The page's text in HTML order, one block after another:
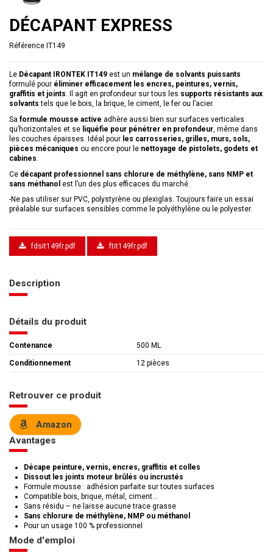
DÉCAPANT EXPRESS
Référence IT149
Le Décapant IRONTEK IT149 est un mélange de solvants puissants
formulé pour éliminer efficacement les encres, peintures, vernis,
graffitis et joints. Il agit en profondeur sur tous les supports résistants aux
solvants tels que le bois, la brique, le ciment, le fer ou l’acier.
Sa formule mousse active adhère aussi bien sur surfaces verticales
qu’horizontales et se liquéfie pour pénétrer en profondeur, même dans
les couches épaisses. Idéal pour les carrosseries, grilles, murs, sols,
pièces mécaniques ou encore pour le nettoyage de pistolets, godets et
cabines.
Ce décapant professionnel sans chlorure de méthylène, sans NMP et
sans méthanol est l’un des plus efficaces du marché.
-Ne pas utiliser sur PVC, polystyrène ou plexiglas. Toujours faire un essai
préalable sur surfaces sensibles comme le polyéthylène ou le polyester.
fdsit149fr.pdf ftit149fr.pdf
Description
Détails du produit
Contenance 500 ML
Conditionnement 12 pièces
Retrouver ce produit
Amazon
Avantages
Décape peinture, vernis, encres, graffitis et colles
Dissout les joints moteur brûlés ou incrustés
Formule mousse : adhésion parfaite sur toutes surfaces
Compatible bois, brique, métal, ciment…
Sans résidu – ne laisse aucune trace grasse
Sans chlorure de méthylène, NMP ou méthanol
Pour un usage 100 % professionnel
Mode d'emploi